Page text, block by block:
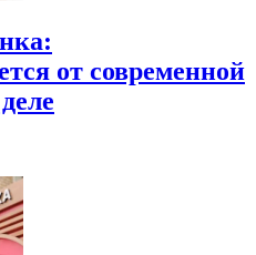
от современной